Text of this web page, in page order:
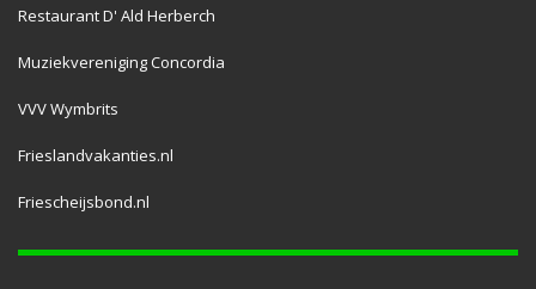
Restaurant D' Ald Herberch
Muziekvereniging Concordia
VVV Wymbrits
Frieslandvakanties.nl
Friescheijsbond.nl